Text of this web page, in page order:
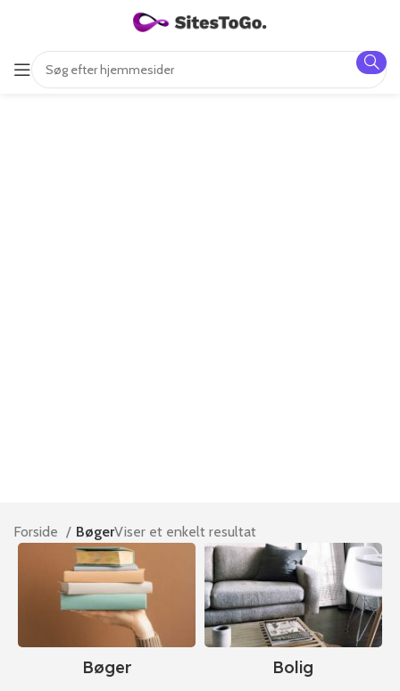
Forside BøgerViser et enkelt resultat
Bøger Bolig